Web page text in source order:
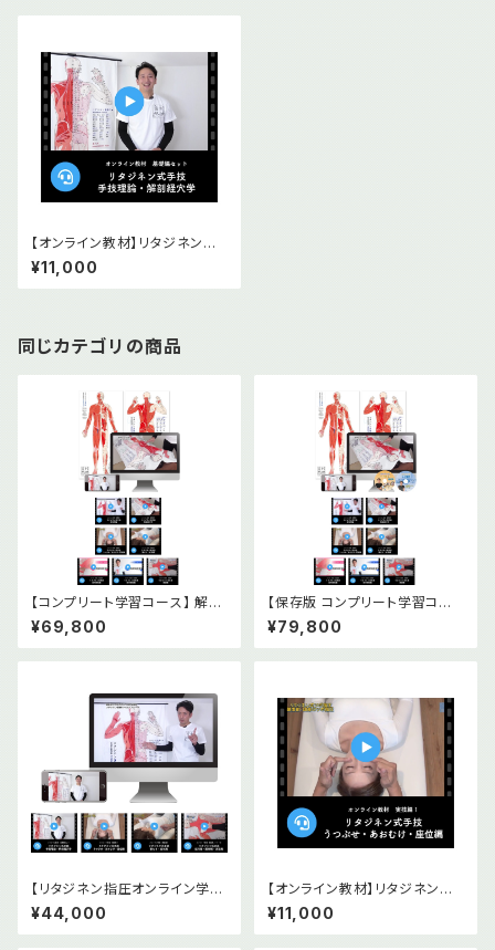
【オンライン教材】リタジネン指
圧 手技理論 解剖経穴学基礎2
本セット
¥11,000
同じカテゴリの商品
【コンプリート学習コース】 解剖
経穴タオル 前後面2枚＋オンラ
イン教材(基礎編2本・実技篇5
本)セット
¥69,800
【保存版 コンプリート学習コー
ス】解剖経穴タオル 前後面2枚
＋オンライン教材(基礎編2本・
実技篇5本)＋DVD2本セット
¥79,800
【リタジネン指圧オンライン学習
コース】実技編5本基礎編2本セ
ット
¥44,000
【オンライン教材】リタジネン指
圧 うつぶせ・あおむけ・座位編
¥11,000